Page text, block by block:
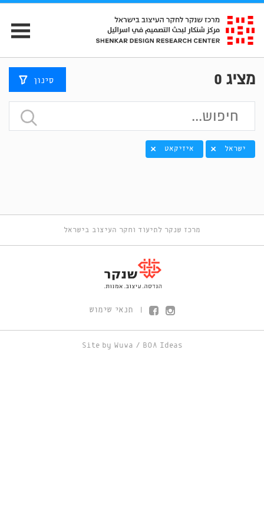
מציג 0 סינון
ישראל איזיקאט
מרכז שנקר לתיעוד וחקר העיצוב בישראל
תנאי שימוש
Site by Wuwa / BOA Ideas